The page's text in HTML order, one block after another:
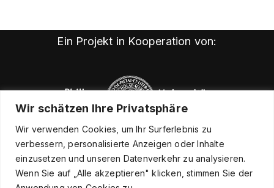
Wir schätzen Ihre Privatsphäre
Wir verwenden Cookies, um Ihr Surferlebnis zu
verbessern, personalisierte Anzeigen oder Inhalte
einzusetzen und unseren Datenverkehr zu analysieren.
Wenn Sie auf „Alle akzeptieren" klicken, stimmen Sie der
Ein Projekt in Kooperation von: